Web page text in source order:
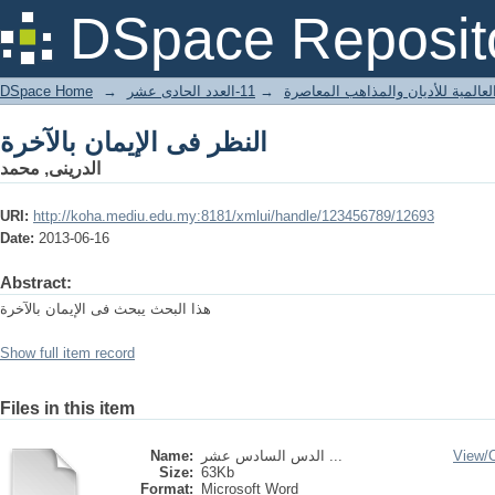
DSpace
النظر فى الإيمان بالآخرة
DSpace Home → للأديان والمذاهب المعاصرة → 11-العدد الحادى عشر
النظر فى الإيمان بالآخرة
الدرينى, محمد
URI: http://koha.mediu.edu.my:8181/xmlui/handle/123456789/12693
Date: 2013-06-16
Abstract:
هذا البحث يبحث فى الإيمان بالآخرة
Show full item record
Files in this item
Name:
الدس السادس عشر ...
Size: 63Kb
Format:
Microsoft Word
View/